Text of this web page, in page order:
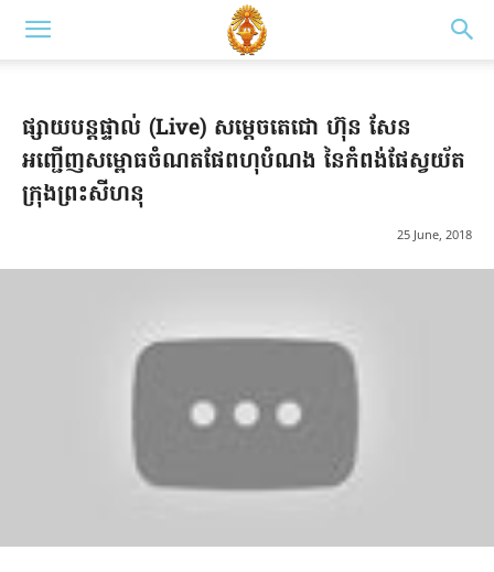
ផ្សាយបន្តផ្ទាល់ (Live) សម្តេចតេជោ ហ៊ុន សែន
អញ្ជើញសម្ពោធចំណតផែពហុបំណង នៃកំពង់ផែស្វយ័ត
ក្រុងព្រះសីហនុ
25 June, 2018